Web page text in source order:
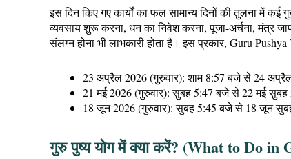
इस दिन किए गए कार्यों का फल सामान्य दिनों की तुलना में
व्यवसाय शुरू करना, धन का निवेश करना, पूजा-अर्चना, मंत्र
संलग्न होना भी लाभकारी होता है। इस प्रकार, Guru
23 अप्रैल 2026 (गुरुवार): शाम 8:57 बजे से 24
21 मई 2026 (गुरुवार): सुबह 5:47 बजे से 22 मई
18 जून 2026 (गुरुवार): सुबह 5:45 बजे से 18 जून
गुरु पुष्य योग में क्या करें? (What to Do in